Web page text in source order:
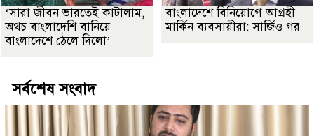
‘সারা জীবন ভারতেই কাটালাম,
অথচ বাংলাদেশি বানিয়ে
বাংলাদেশে ঠেলে দিলো’
বাংলাদেশে বিনিয়োগে আগ্রহী
মার্কিন ব্যবসায়ীরা: সার্জিও গর
সর্বশেষ সংবাদ